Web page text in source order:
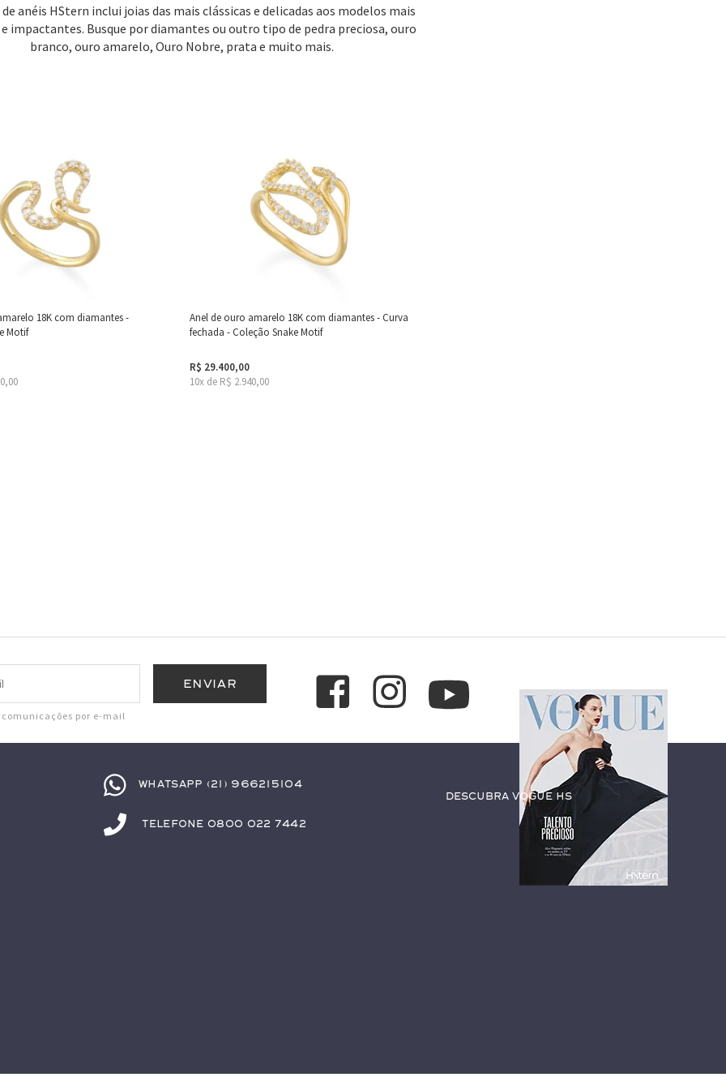
anéis HStern inclui joias das mais clássicas e delicadas aos modelos mais
impactantes. Busque por diamantes ou outro tipo de pedra preciosa, ouro
branco, ouro amarelo, Ouro Nobre, prata e muito mais.
18K com diamantes -
Motif
Anel de ouro amarelo 18K com diamantes - Curva
fechada - Coleção Snake Motif
R$ 29.400,00
10x de R$ 2.940,00
comunicações por e-mail
Whatsapp (21) 966215104
Telefone 0800 022 7442
Descubra Vogue HS